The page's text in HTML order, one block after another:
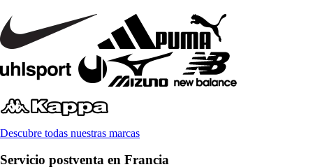
Descubre todas nuestras marcas
Servicio postventa en Francia